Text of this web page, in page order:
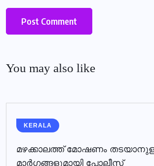
You may also like
KERALA
മഴക്കാലത്ത് മോഷണം
മാര്‍ഗങ്ങളുമായി പോലീസ്‌